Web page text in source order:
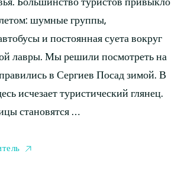
Большинство туристов привыкло
шумные группы,
и постоянная суета вокруг
лавры. Мы решили посмотреть на
в Сергиев Посад зимой. В
исчезает туристический глянец.
становятся …